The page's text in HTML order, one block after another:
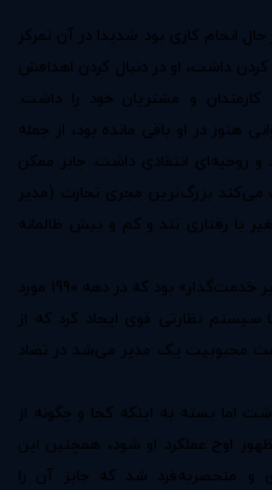
انجام کاری بود شدیدا در آن تمرکز
داشت، او در دنبال کردن اهدافش
و مشتریان خود را داشت.
هنوز در او باقی مانده بود، از جمله
و روحیه‌ای انتقادی داشت. جابز ممکن
بزرگ‌ترین مجری تجارت (مدیر
با رفتاری تند و کم‌ و بیش ظالمانه
رفتارهای او اغلب متفاوت با الگوی «مدیر خدمت‌گذار» بود که در دهه 1990 مورد
نظارتی قوی ایجاد کرد که از
محبوبیت یک مدیر می‌شد در تضاد
اما بسته به اینکه کجا و چگونه از
اوج عملکرد او شود، همچنین این
و منحصر‌به‌فرد شد که جابز آن‌ را